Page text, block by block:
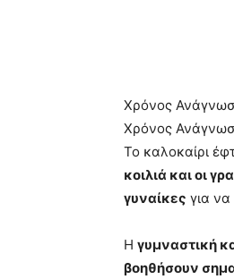
Χρόνος
Χρόνος
Το καλοκαίρι
κοιλιά και οι
γυναίκες για
Η γυμναστική
βοηθήσουν